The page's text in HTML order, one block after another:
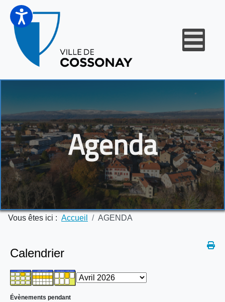
Agenda
Vous êtes ici : Accueil AGENDA
Calendrier
Évènements pendant